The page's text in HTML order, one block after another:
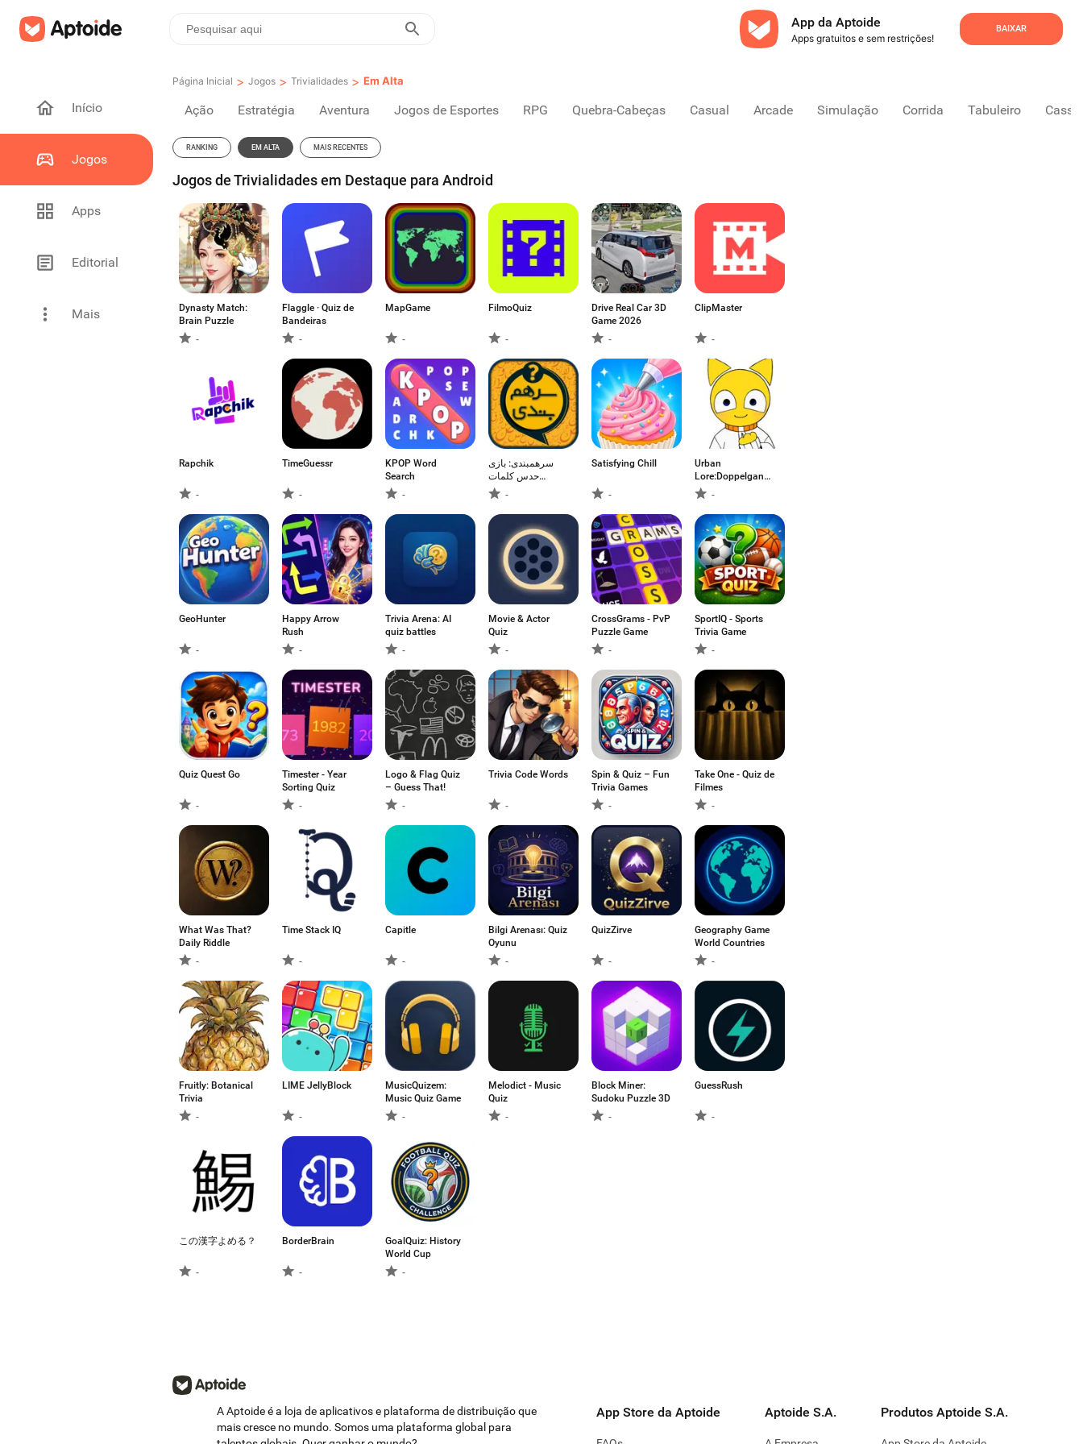
App da Aptoide
Apps gratuitos e sem restrições!
BAIXAR
Início
Jogos
Apps
Editorial
Mais
Página Inicial > Jogos > Trivialidades > Em Alta
Ação Estratégia Aventura Jogos de Esportes RPG Quebra-Cabeças Casual Arcade Simulação Corrida Tabuleiro
RANKING EM ALTA MAIS RECENTES
Jogos de Trivialidades em Destaque para Android
Dynasty Match:
Brain Puzzle
-
Flaggle · Quiz de
Bandeiras
-
MapGame
-
FilmoQuiz
-
Drive Real Car 3D
Game 2026
-
ClipMaster
-
Rapchik
-
TimeGuessr
-
KPOP Word
Search
-
سرهمبندی: بازی
حدس کلمات
فارسی
-
Satisfying Chill
-
Urban
Lore:Doppelganger
Street-
GeoHunter
-
Happy Arrow
Rush
-
Trivia Arena: AI
quiz battles
-
Movie & Actor
Quiz
-
CrossGrams - PvP
Puzzle Game
-
SportIQ - Sports
Trivia Game
-
Quiz Quest Go
-
Timester - Year
Sorting Quiz
-
Logo & Flag Quiz
– Guess That!
-
Trivia Code Words
-
Spin & Quiz – Fun
Trivia Games
-
Take One - Quiz de
Filmes
-
What Was That?
Daily Riddle
-
Time Stack IQ
-
Capitle
-
Bilgi Arenası: Quiz
Oyunu
-
QuizZirve
-
Geography Game
World Countries
-
Fruitly: Botanical
Trivia
-
LIME JellyBlock
-
MusicQuizem:
Music Quiz Game
-
Melodict - Music
Quiz
-
Block Miner:
Sudoku Puzzle 3D
-
GuessRush
-
この漢字よめる？
-
BorderBrain
-
GoalQuiz: History
World Cup
-
A Aptoide é a loja de aplicativos e plataforma de distribuição que
mais cresce no mundo. Somos uma plataforma global para
App Store da Aptoide Aptoide S.A. Produtos Aptoide S.A.